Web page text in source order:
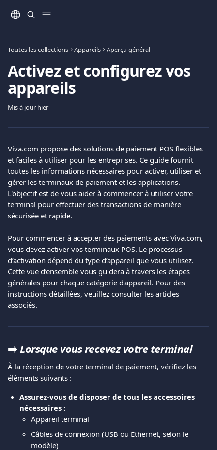
Toutes les collections Appareils Aperçu général
Activez et configurez vos
appareils
Mis à jour hier
Viva.com propose des solutions de paiement POS flexibles
et faciles à utiliser pour les entreprises. Ce guide fournit
toutes les informations nécessaires pour activer, utiliser et
gérer les terminaux de paiement et les applications.
L'objectif est de vous aider à commencer à utiliser votre
terminal pour effectuer des transactions de manière
sécurisée et rapide.
Pour commencer à accepter des paiements avec Viva.com,
vous devez activer vos terminaux POS. Le processus
d’activation dépend du type d’appareil que vous utilisez.
Cette vue d’ensemble vous guidera à travers les étapes
générales pour chaque catégorie d’appareil. Pour des
instructions détaillées, veuillez consulter les articles
associés.
➡️ Lorsque vous recevez votre terminal
À la réception de votre terminal de paiement, vérifiez les
éléments suivants :
Assurez-vous de disposer de tous les accessoires
nécessaires :
Appareil terminal
Câbles de connexion (USB ou Ethernet, selon le
modèle)